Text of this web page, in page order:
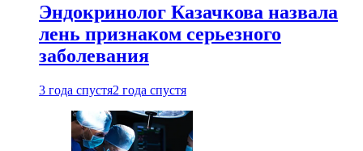
Эндокринолог Казачкова назвала
лень признаком серьезного
заболевания
3 года спустя2 года спустя